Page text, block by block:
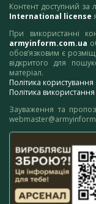
Контент доступний за
International license
При використанні
armyinform.com.ua
обов’язковим є
відкритого для
матеріал.
Політика
Політика
Зауваження та